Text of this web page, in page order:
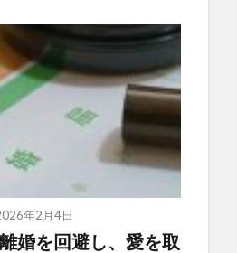
年2月4日
婚を回避し、愛を取